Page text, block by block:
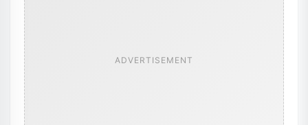
ADVERTISEMENT